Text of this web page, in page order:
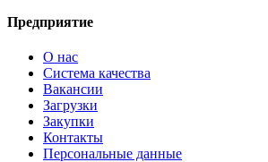
Предприятие
О нас
Система качества
Вакансии
Загрузки
Закупки
Контакты
Персональные данные